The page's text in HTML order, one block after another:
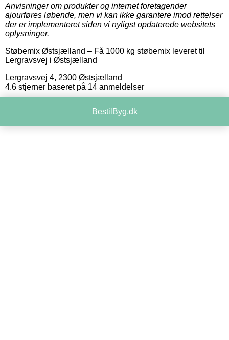
Anvisninger om produkter og internet foretagender
ajourføres løbende, men vi kan ikke garantere imod rettelser
der er implementeret siden vi nyligst opdaterede websitets
oplysninger.
Støbemix Østsjælland – Få 1000 kg støbemix leveret til
Lergravsvej i Østsjælland
Lergravsvej 4, 2300 Østsjælland
4.6 stjerner baseret på 14 anmeldelser
BestilByg.dk